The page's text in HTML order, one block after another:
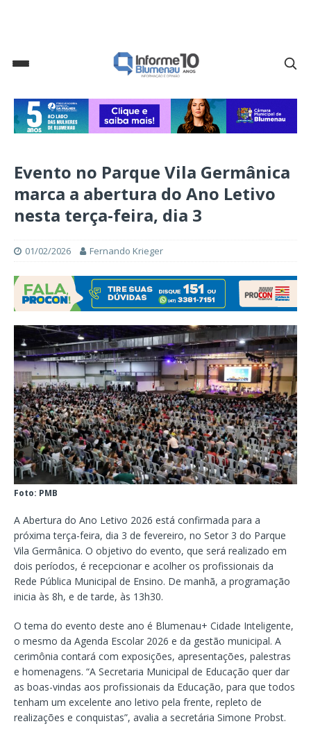
Evento no Parque Vila Germânica
marca a abertura do Ano Letivo
nesta terça-feira, dia 3
01/02/2026 Fernando Krieger
Foto: PMB
A Abertura do Ano Letivo 2026 está confirmada para a
próxima terça-feira, dia 3 de fevereiro, no Setor 3 do Parque
Vila Germânica. O objetivo do evento, que será realizado em
dois períodos, é recepcionar e acolher os profissionais da
Rede Pública Municipal de Ensino. De manhã, a programação
inicia às 8h, e de tarde, às 13h30.
O tema do evento deste ano é Blumenau+ Cidade Inteligente,
o mesmo da Agenda Escolar 2026 e da gestão municipal. A
cerimônia contará com exposições, apresentações, palestras
e homenagens. “A Secretaria Municipal de Educação quer dar
as boas-vindas aos profissionais da Educação, para que todos
tenham um excelente ano letivo pela frente, repleto de
realizações e conquistas”, avalia a secretária Simone Probst.